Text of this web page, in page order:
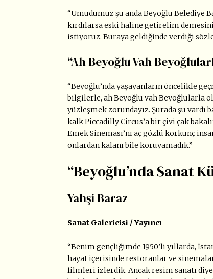
“Umudumuz şu anda Beyoğlu Belediye
kırdılarsa eski haline getirelim
istiyoruz. Buraya geldiğinde verdiği
“Ah Beyoğlu Vah
“Beyoğlu’nda yaşayanların öncelikle
bilgilerle, ah Beyoğlu vah Beyoğlularla
yüzleşmek zorundayız. Şurada şu vardı
kalk Piccadilly Circus’a bir çivi çak
Emek Sineması’nı aç gözlü korkunç
onlardan kalanı bile koruyamadık.”
“Beyoğlu’nda Sanat
Yahşi Baraz
Sanat Galericisi / Yayıncı
“Benim gençliğimde 1950’li yıllarda,
hayat içerisinde restoranlar ve
filmleri izlerdik. Ancak resim sanatı